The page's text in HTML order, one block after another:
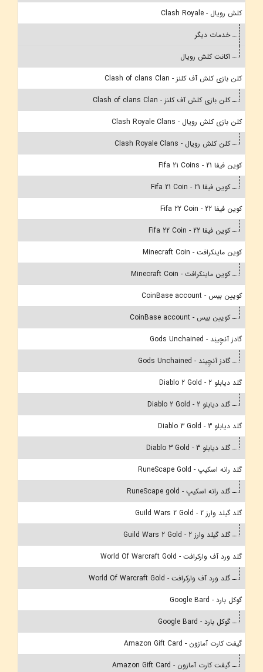
کلش رویال - Clash Royale
خدمات دیگر
اکانت کلش رویال
کلن بازی کلش آف کلنز - Clash of clans Clan
کلن بازی کلش آف کلنز - Clash of clans Clan
کلن بازی کلش رویال - Clash Royale Clans
کلن کلش رویال - Clash Royale Clans
کوین فیفا 21 - Fifa 21 Coins
کوین فیفا 21 - Fifa 21 Coin
کوین فیفا 22 - Fifa 22 Coin
کوین فیفا 22 - Fifa 22 Coin
کوین ماینکرافت - Minecraft Coin
کوین ماینکرافت - Minecraft Coin
کویین بیس - CoinBase account
کویین بیس - CoinBase account
گادز آنچِینِد - Gods Unchained
گادز آنچِیند - Gods Unchained
گلد دیابلو 2 - Diablo 2 Gold
گلد دیابلو 2 - Diablo 2 Gold
گلد دیابلو 3 - Diablo 3 Gold
گلد دیابلو 3 - Diablo 3 Gold
گلد رانه اسکیپ - RuneScape Gold
گلد رانه اسکیپ - RuneScape gold
گلد گیلد وارز 2 - Guild Wars 2 Gold
گلد گیلد وارز 2 - Guild Wars 2 Gold
گلد ورد آف وارکرافت - World Of Warcraft Gold
گلد ورد آف وارکرافت - World Of Warcraft Gold
گوکل بارد - Google Bard
گوکل بارد - Google Bard
گیفت کارت آمازون - Amazon Gift Card
گیفت کارت آمازون - Amazon Gift Card